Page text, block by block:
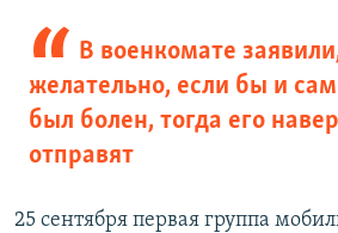
В военкомате
желательно, если бы и
был болен, тогда его
отправят
25 сентября первая группа